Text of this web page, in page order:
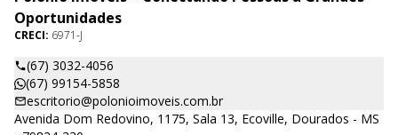
Oportunidades
CRECI: 6971-J
(67) 3032-4056
(67) 99154-5858
escritorio@polonioimoveis.com.br
Avenida Dom Redovino, 1175, Sala 13, Ecoville, Dourados - MS